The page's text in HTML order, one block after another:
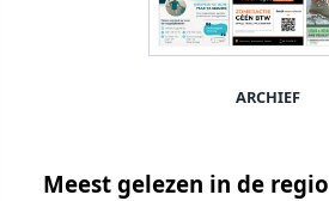
ARCHIEF
Meest gelezen in de regio